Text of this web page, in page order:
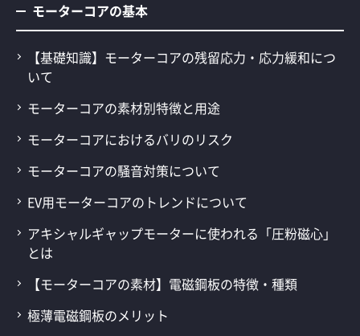
モーターコアの基本
【基礎知識】モーターコアの残留応力・応力緩和につ
いて
モーターコアの素材別特徴と用途
モーターコアにおけるバリのリスク
モーターコアの騒音対策について
EV用モーターコアのトレンドについて
アキシャルギャップモーターに使われる「圧粉磁心」
とは
【モーターコアの素材】電磁鋼板の特徴・種類
極薄電磁鋼板のメリット